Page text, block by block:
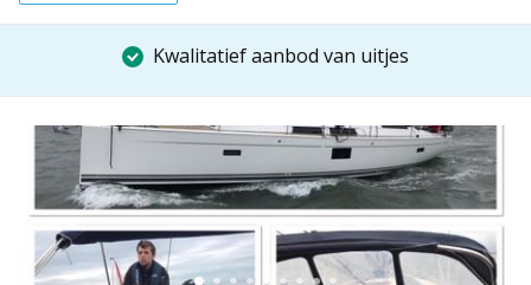
Kwalitatief aanbod van uitjes